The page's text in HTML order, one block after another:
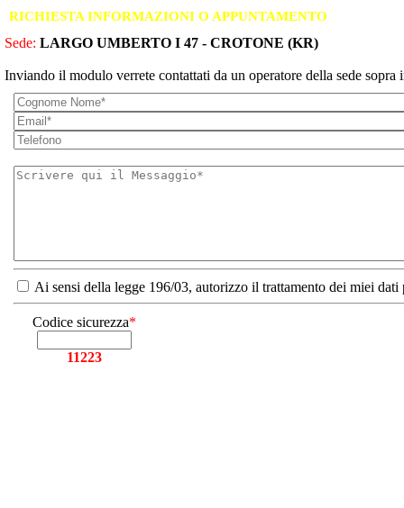
RICHIESTA INFORMAZIONI O APPUNTAMENTO
Sede: LARGO UMBERTO I 47 - CROTONE (KR)
Inviando il modulo verrete contattati da un operatore della sede sopra
Ai sensi della legge 196/03, autorizzo il trattamento dei miei
Codice sicurezza*
11223